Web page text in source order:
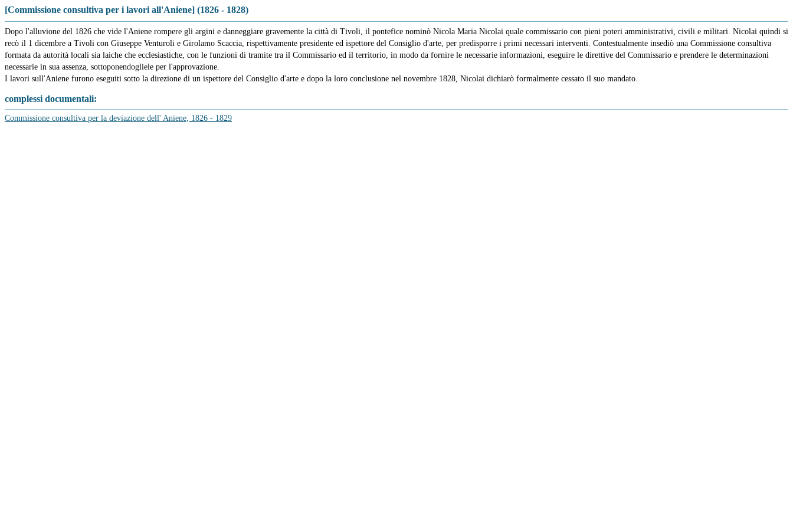
[Commissione consultiva per i lavori all'Aniene] (1826 - 1828)
Dopo l'alluvione del 1826 che vide l'Aniene rompere gli argini e danneggiare gravemente la città di Tivoli, il pontefice nominò Nicola Maria Nicolai quale commissario con pieni poteri amministrativi, civili e militari. Nicolai quindi si
recò il 1 dicembre a Tivoli con Giuseppe Venturoli e Girolamo Scaccia, rispettivamente presidente ed ispettore del Consiglio d'arte, per predisporre i primi necessari interventi. Contestualmente insediò una Commissione consultiva
formata da autorità locali sia laiche che ecclesiastiche, con le funzioni di tramite tra il Commissario ed il territorio, in modo da fornire le necessarie informazioni, eseguire le direttive del Commissario e prendere le determinazioni
necessarie in sua assenza, sottoponendogliele per l'approvazione.
I lavori sull'Aniene furono eseguiti sotto la direzione di un ispettore del Consiglio d'arte e dopo la loro conclusione nel novembre 1828, Nicolai dichiarò formalmente cessato il suo mandato.
complessi documentali:
Commissione consultiva per la deviazione dell' Aniene, 1826 - 1829